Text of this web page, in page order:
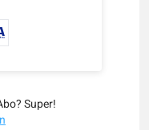
Super!